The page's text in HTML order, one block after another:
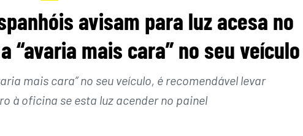
avisam para luz acesa no
“avaria mais cara” no seu veículo
mais cara” no seu veículo, é recomendável levar
à oficina se esta luz acender no painel